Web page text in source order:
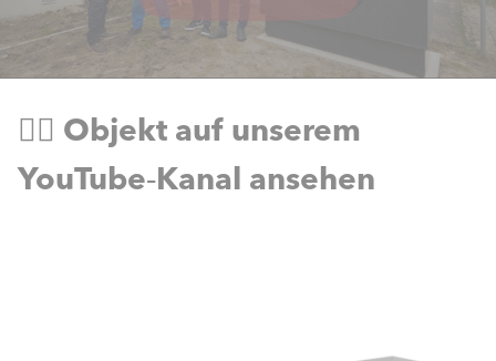
👉🏻 Objekt auf unserem
YouTube‑Kanal ansehen